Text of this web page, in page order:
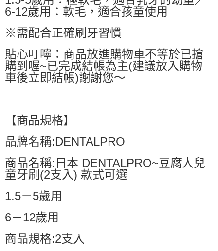
付款後7-11取貨
每筆NT$60，滿NT$599(含以上)免運費
每筆NT$80，滿NT$799(含以上)免運費
國家/地區配送0330
6-12歲用：軟毛，適合孩童使用
※需配合正確刷牙習慣
貼心叮嚀：商品放進購物車不等於已搶
購到喔~已完成結帳為主(建議放入購物
車後立即結帳)謝謝您～
【商品規格】
品牌名稱:DENTALPRO
商品名稱:日本 DENTALPRO~豆腐人兒
童牙刷(2支入) 款式可選
1.5－5歲用
6－12歲用
商品規格:2支入